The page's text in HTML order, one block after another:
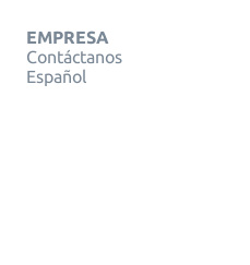
EMPRESA
Contáctanos
Español